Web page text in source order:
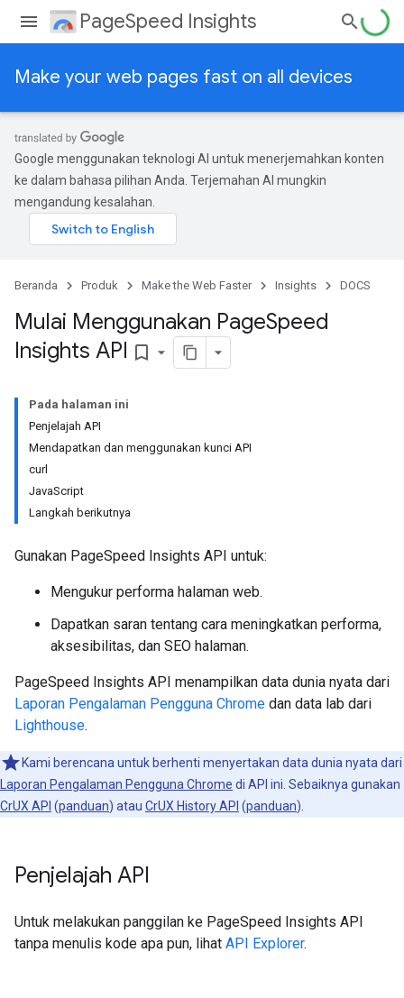
PageSpeed Insights
Make your web pages fast on all devices
Google menggunakan teknologi AI untuk menerjemahkan konten
ke dalam bahasa pilihan Anda. Terjemahan AI mungkin
mengandung kesalahan.
Beranda Produk Make the Web Faster Insights DOCS
Mulai Menggunakan PageSpeed
Insights API bookmark_border
Pada halaman ini
Penjelajah API
Mendapatkan dan menggunakan kunci API
curl
JavaScript
Langkah berikutnya
Gunakan PageSpeed Insights API untuk:
Mengukur performa halaman web.
Dapatkan saran tentang cara meningkatkan performa,
aksesibilitas, dan SEO halaman.
PageSpeed Insights API menampilkan data dunia nyata dari
Laporan Pengalaman Pengguna Chrome dan data lab dari
Lighthouse.
Kami berencana untuk berhenti menyertakan data dunia nyata dari
Laporan Pengalaman Pengguna Chrome di API ini. Sebaiknya gunakan
CrUX API (panduan) atau CrUX History API (panduan).
Penjelajah API
Untuk melakukan panggilan ke PageSpeed Insights API
tanpa menulis kode apa pun, lihat API Explorer.